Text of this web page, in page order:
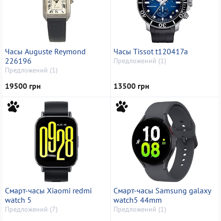
Часы Auguste Reymond
226196
Предложений (1)
19500 грн
Часы Tissot t120417a
Предложений (1)
13500 грн
Смарт-часы Xiaomi redmi
watch 5
Предложений (7)
Смарт-часы Samsung galaxy
watch5 44mm
Предложений (1)